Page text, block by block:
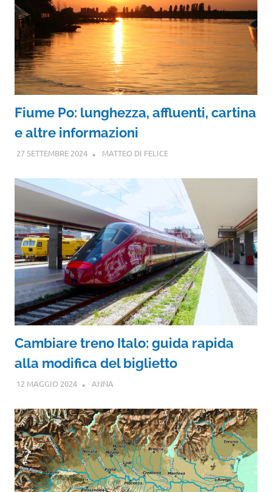
Fiume Po: lunghezza, affluenti, cartina
e altre informazioni
27 SETTEMBRE 2024 MATTEO DI FELICE
Cambiare treno Italo: guida rapida
alla modifica del biglietto
12 MAGGIO 2024 ANNA